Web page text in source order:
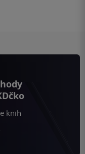
knih